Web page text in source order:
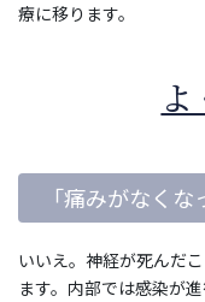
療に移ります。
「痛みがなく
いいえ。神経が死んだ
ます。内部では感染が